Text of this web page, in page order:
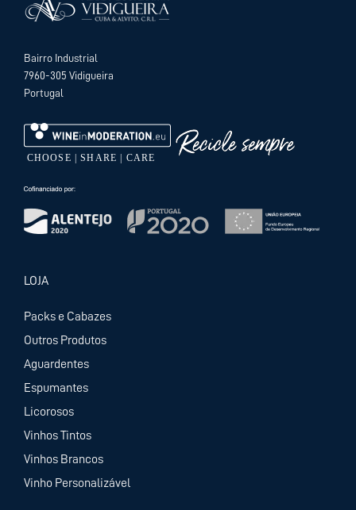
Bairro Industrial
7960-305 Vidigueira
Portugal
LOJA
Packs e Cabazes
Outros Produtos
Aguardentes
Espumantes
Licorosos
Vinhos Tintos
Vinhos Brancos
Vinho Personalizável